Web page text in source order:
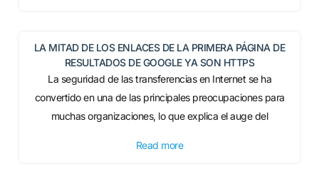
LA MITAD DE LOS ENLACES DE LA PRIMERA PÁGINA DE
RESULTADOS DE GOOGLE YA SON HTTPS
La seguridad de las transferencias en Internet se ha
convertido en una de las principales preocupaciones para
muchas organizaciones, lo que explica el auge del
Read more